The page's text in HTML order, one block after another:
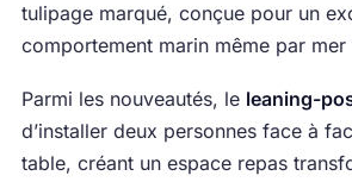
tulipage marqué, conçue pour un
comportement marin même par mer
Parmi les nouveautés, le leaning-
d’installer deux personnes face à
table, créant un espace repas